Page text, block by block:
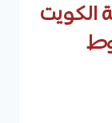
الكويت